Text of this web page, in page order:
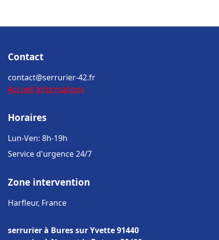
Contact
contact@serrurier-42.fr
Accueil Informations
Horaires
Lun-Ven: 8h-19h
Service d'urgence 24/7
Zone intervention
Harfleur, France
serrurier à Bures sur Yvette 91440